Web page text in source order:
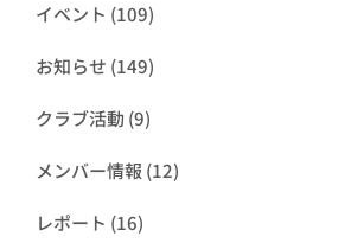
イベント (109)
お知らせ (149)
クラブ活動 (9)
メンバー情報 (12)
レポート (16)